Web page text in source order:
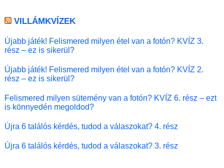
VILLÁMKVÍZEK
Újabb játék! Felismered milyen étel van a fotón? KVÍZ 3.
rész – ez is sikerül?
Újabb játék! Felismered milyen étel van a fotón? KVÍZ 2.
rész – ez is sikerül?
Felismered milyen sütemény van a fotón? KVÍZ 6. rész – ezt
is könnyedén megoldod?
Újra 6 találós kérdés, tudod a válaszokat? 4. rész
Újra 6 találós kérdés, tudod a válaszokat? 3. rész